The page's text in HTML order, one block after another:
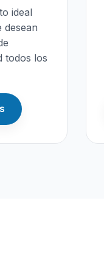
ideal
desean
todos los